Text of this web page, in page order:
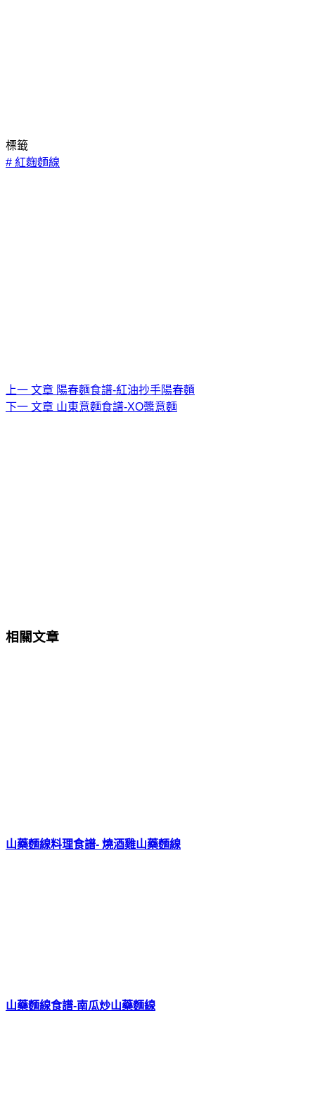
標籤
# 紅麴麵線
上一 文章 陽春麵食譜-紅油抄手陽春麵
下一 文章 山東意麵食譜-XO醬意麵
相關文章
山藥麵線料理食譜- 燒酒雞山藥麵線
山藥麵線食譜-南瓜炒山藥麵線